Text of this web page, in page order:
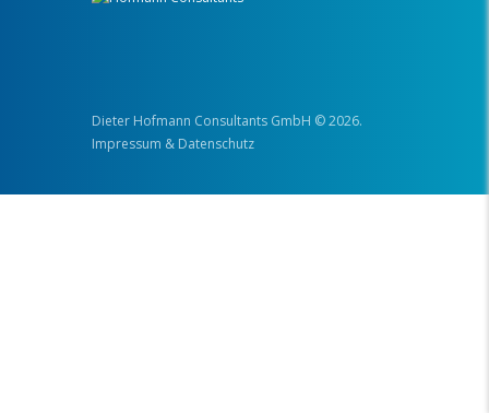
Dieter Hofmann Consultants GmbH © 2026.
Impressum & Datenschutz